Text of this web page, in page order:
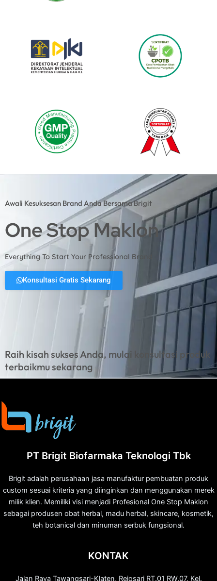
Awali Kesuksesan Brand Anda Bersama Brigit
One Stop Maklon
Everything To Start Your Professional Brand
Konsultasi Gratis Sekarang
Raih kisah sukses Anda, mulai konsultasi produk
terbaikmu sekarang
PT Brigit Biofarmaka Teknologi Tbk
Brigit adalah perusahaan jasa manufaktur pembuatan produk
custom sesuai kriteria yang diinginkan dan menggunakan merek
milik klien. Memiliki visi menjadi Profesional One Stop Maklon
sebagai produsen obat herbal, madu herbal, skincare, kosmetik,
teh botanical dan minuman serbuk fungsional.
KONTAK
Jalan Raya Tawangsari-Klaten, Rejosari RT.01 RW.07, Kel.